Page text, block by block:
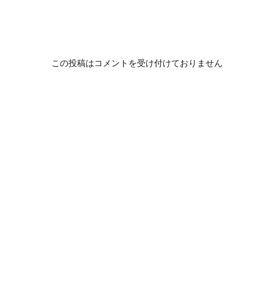
この投稿はコメントを受け付けておりません